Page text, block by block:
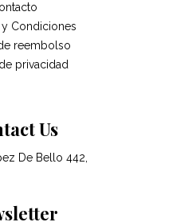
Condiciones
reembolso
privacidad
Us
De Bello 442,